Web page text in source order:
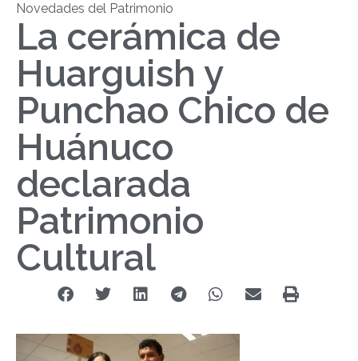
Novedades del Patrimonio
La cerámica de
Huarguish y
Punchao Chico de
Huánuco
declarada
Patrimonio
Cultural